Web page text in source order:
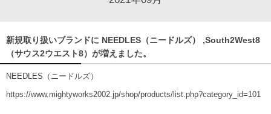
新規取り扱いブランドに NEEDLES（ニードルズ） ,South2West8
（サウス2ウエスト8）が増えました。
NEEDLES（ニードルズ）
https://www.mightyworks2002.jp/shop/products/list.php?category_id=101